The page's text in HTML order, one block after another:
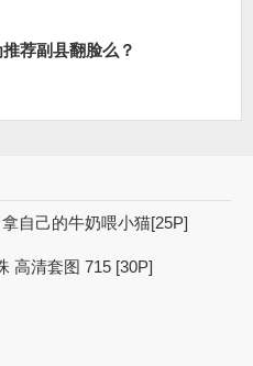
荐副县翻脸么？
自己的牛奶喂小猫[25P]
高清套图 715 [30P]